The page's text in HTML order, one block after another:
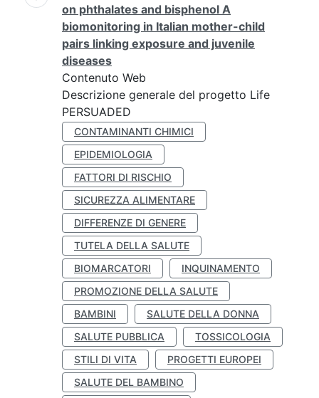
on phthalates and bisphenol A
biomonitoring in Italian mother-child
pairs linking exposure and juvenile
diseases
Contenuto Web
Descrizione generale del progetto Life
PERSUADED
CONTAMINANTI CHIMICI
EPIDEMIOLOGIA
FATTORI DI RISCHIO
SICUREZZA ALIMENTARE
DIFFERENZE DI GENERE
TUTELA DELLA SALUTE
BIOMARCATORI
INQUINAMENTO
PROMOZIONE DELLA SALUTE
BAMBINI
SALUTE DELLA DONNA
SALUTE PUBBLICA
TOSSICOLOGIA
STILI DI VITA
PROGETTI EUROPEI
SALUTE DEL BAMBINO